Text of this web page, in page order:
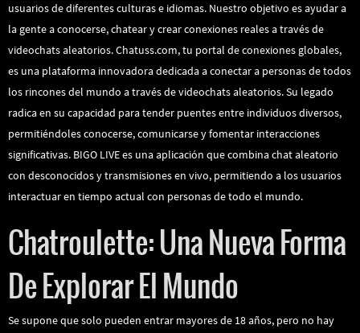
usuarios de diferentes culturas e idiomas. Nuestro objetivo es ayudar a
la gente a conocerse, chatear y crear conexiones reales a través de
videochats aleatorios. Chatuss.com, tu portal de conexiones globales,
es una plataforma innovadora dedicada a conectar a personas de todos
los rincones del mundo a través de videochats aleatorios. Su legado
radica en su capacidad para tender puentes entre individuos diversos,
permitiéndoles conocerse, comunicarse y fomentar interacciones
significativas. BIGO LIVE es una aplicación que combina chat aleatorio
con desconocidos y transmisiones en vivo, permitiendo a los usuarios
interactuar en tiempo actual con personas de todo el mundo.
Chatroulette: Una Nueva Forma
De Explorar El Mundo
Se supone que solo pueden entrar mayores de 18 años, pero no hay